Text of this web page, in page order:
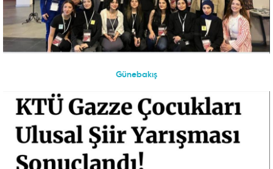
Günebakış